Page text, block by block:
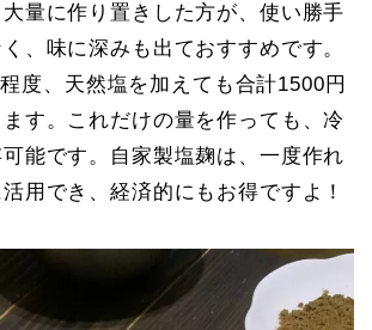
量に作り置きした方が、使い勝手
、味に深みも出ておすすめです。
度、天然塩を加えても合計1500円
す。これだけの量を作っても、冷
能です。自家製塩麹は、一度作れ
用でき、経済的にもお得ですよ！